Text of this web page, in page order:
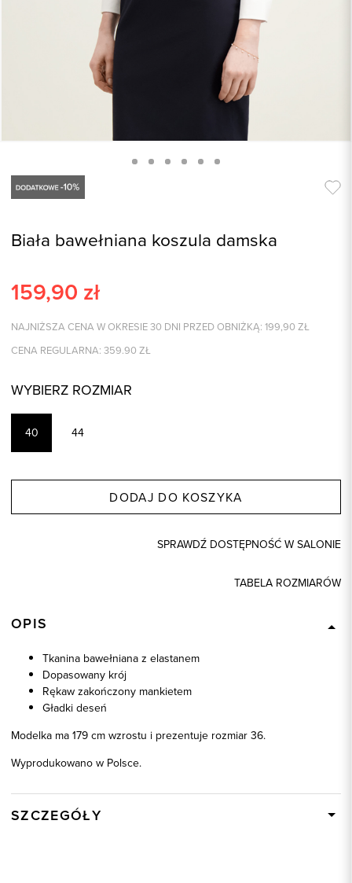
Biała bawełniana koszula damska
159,90 zł
NAJNIŻSZA CENA W OKRESIE 30 DNI PRZED OBNIŻKĄ: 199,90 ZŁ
CENA REGULARNA: 359.90 ZŁ
WYBIERZ ROZMIAR
40 44
DODAJ DO KOSZYKA
SPRAWDŹ DOSTĘPNOŚĆ W SALONIE
TABELA ROZMIARÓW
OPIS
Tkanina bawełniana z elastanem
Dopasowany krój
Rękaw zakończony mankietem
Gładki deseń
Modelka ma 179 cm wzrostu i prezentuje rozmiar 36.
Wyprodukowano w Polsce.
SZCZEGÓŁY